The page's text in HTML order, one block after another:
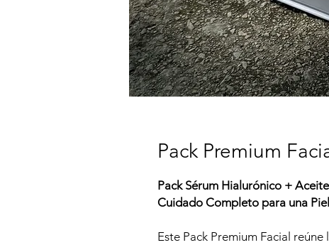
Pack Premium
Pack Sérum Hialurónico +
Cuidado Completo para una
Este Pack Premium Facial